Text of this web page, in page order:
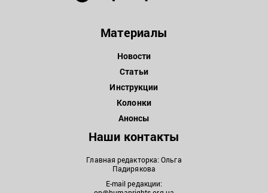
Материалы
Новости
Статьи
Инструкции
Колонки
Анонсы
Наши контакты
Главная редакторка: Ольга
Падирякова
E-mail редакции: